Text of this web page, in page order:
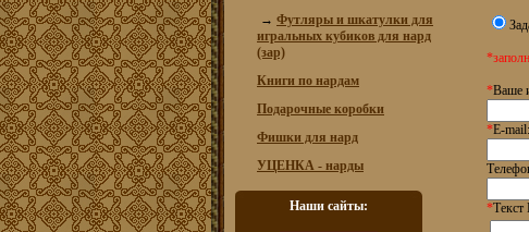
→ Футляры и шкатулки для
игральных кубиков для нард
(зар)
Книги по нардам
Подарочные коробки
Фишки для нард
УЦЕНКА - нарды
Наши сайты:
*Ваше
*E-mail:
*Текст